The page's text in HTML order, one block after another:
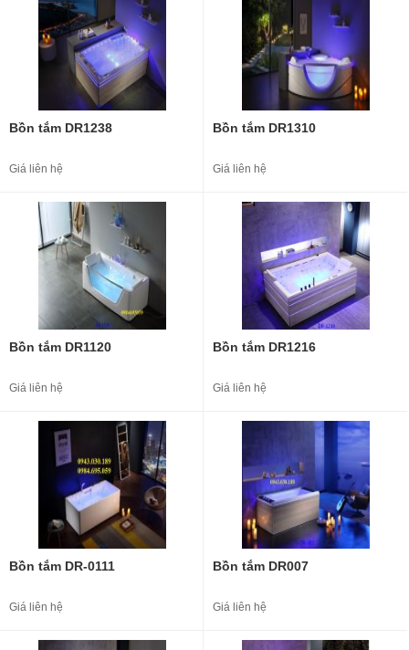
Bồn tắm DR1238
Giá liên hệ
Bồn tắm DR1310
Giá liên hệ
Bồn tắm DR1120
Giá liên hệ
Bồn tắm DR1216
Giá liên hệ
Bồn tắm DR-0111
Giá liên hệ
Bồn tắm DR007
Giá liên hệ